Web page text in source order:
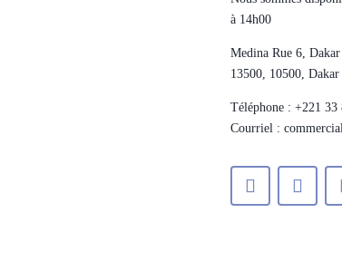
à 14h00
Medina Rue 6, Dakar
13500, 10500, Dakar
Téléphone : +221 33
Courriel :